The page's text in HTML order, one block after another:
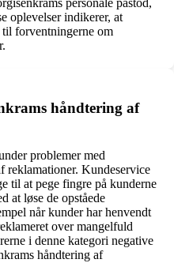
oplevelser indikerer, at
forventningerne om
håndtering af
problemer med
reklamationer. Kundeservice
til at pege fingre på kunderne
at løse de opståede
når kunder har henvendt
over mangelfuld
i denne kategori negative
håndtering af